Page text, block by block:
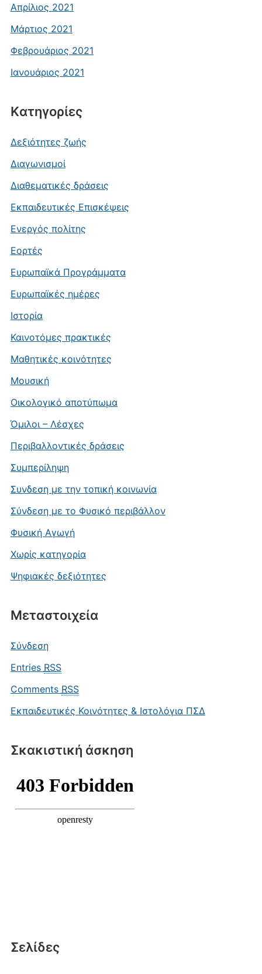
Απρίλιος 2021
Μάρτιος 2021
Φεβρουάριος 2021
Ιανουάριος 2021
Kατηγορίες
Δεξιότητες ζωής
Διαγωνισμοί
Διαθεματικές δράσεις
Εκπαιδευτικές Επισκέψεις
Ενεργός πολίτης
Εορτές
Ευρωπαϊκά Προγράμματα
Ευρωπαϊκές ημέρες
Ιστορία
Καινοτόμες πρακτικές
Μαθητικές κοινότητες
Μουσική
Οικολογικό αποτύπωμα
Όμιλοι – Λέσχες
Περιβαλλοντικές δράσεις
Συμπερίληψη
Συνδεση με την τοπική κοινωνία
Σύνδεση με το Φυσικό περιβάλλον
Φυσική Αγωγή
Χωρίς κατηγορία
Ψηφιακές δεξιότητες
Μεταστοιχεία
Σύνδεση
Entries RSS
Comments RSS
Εκπαιδευτικές Κοινότητες & Ιστολόγια ΠΣΔ
Σκακιστική άσκηση
Σελίδες